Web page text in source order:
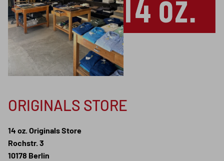
ORIGINALS STORE
14 oz. Originals Store
Rochstr. 3
10178 Berlin